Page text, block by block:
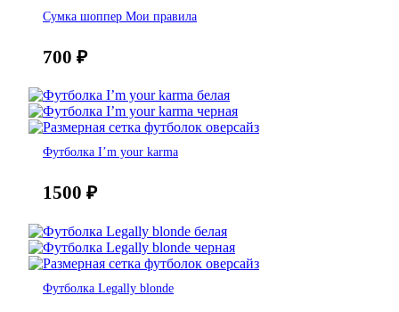
Сумка шоппер Мои правила
700 ₽
Футболка I’m your karma
1500 ₽
Футболка Legally blonde